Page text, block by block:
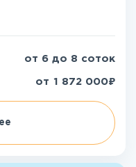
от 6 до 8 соток
от 1 872 000₽